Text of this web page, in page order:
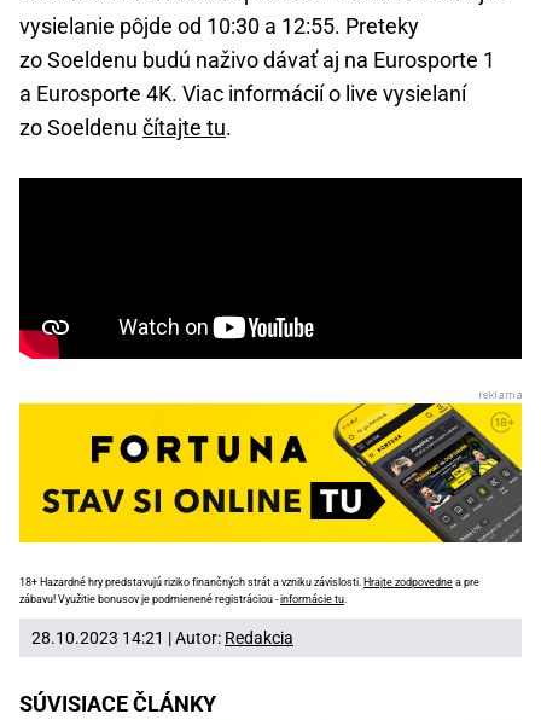
vysielanie pôjde od 10:30 a 12:55. Preteky
zo Soeldenu budú naživo dávať aj na Eurosporte 1
a Eurosporte 4K. Viac informácií o live vysielaní
zo Soeldenu čítajte tu.
18+ Hazardné hry predstavujú riziko finančných strát a vzniku závislosti. Hrajte zodpovedne a pre
zábavu! Využitie bonusov je podmienené registráciou -informácie tu.
28.10.2023 14:21 | Autor: Redakcia
SÚVISIACE ČLÁNKY